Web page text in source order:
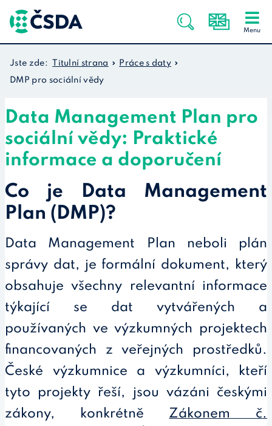
Jste zde: Titulní strana
Práce s daty
DMP pro sociální vědy
Data Management Plan pro
sociální vědy: Praktické
informace a doporučení
Co je Data Management
Plan (DMP)?
Data Management Plan neboli plán
správy dat, je formální dokument, který
obsahuje všechny relevantní informace
týkající se dat vytvářených a
používaných ve výzkumných projektech
financovaných z veřejných prostředků.
České výzkumnice a výzkumníci, kteří
tyto projekty řeší, jsou vázáni českými
zákony, konkrétně Zákonem č.